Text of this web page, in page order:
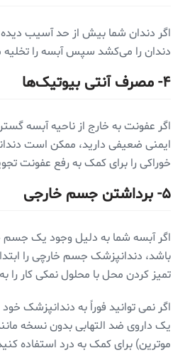
اگر دندان شما بیش از حد آسیب دیده
دندان را می‌کشد سپس آبسه را تخلیه
۴- مصرف آنتی بیوتیک‌ها
اگر عفونت به خارج از ناحیه آبسه
ایمنی ضعیفی دارید، ممکن است
خوراکی را برای کمک به رفع عفونت
۵- برداشتن جسم خارجی
اگر آبسه شما به دلیل وجود یک جسم
باشد، دندانپزشک جسم خارچی را
تمیز کردن محل با محلول نمکی کار را
اگر نمی توانید فوراً به دندانپزشک
یک داروی ضد التهابی بدون نسخه
موترین) برای کمک به درد استفاده